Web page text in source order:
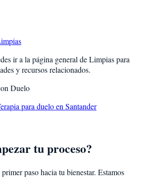
ir a la página general deLimpiaspara
y recursos relacionados.
Duelo
para duelo en Santander
tu proceso?
paso hacia tu bienestar. Estamos